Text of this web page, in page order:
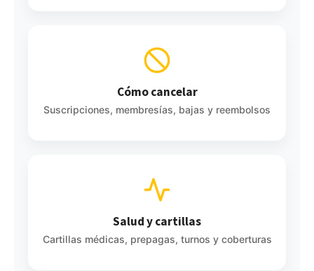
Cómo cancelar
Suscripciones, membresías, bajas y reembolsos
Salud y cartillas
Cartillas médicas, prepagas, turnos y coberturas